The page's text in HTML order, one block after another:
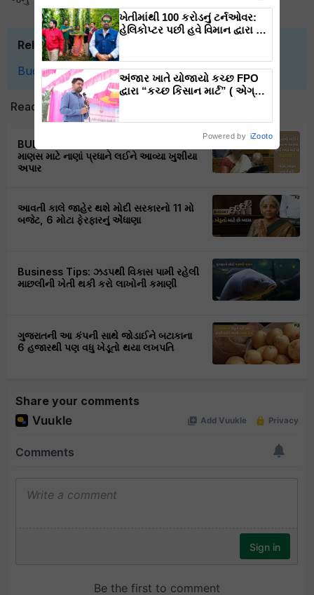
Related Topics
Budget Farmers Agriculture Nirmala Sitharaman
Read next
BUDGET 2025: ખેડૂતોથી માંડીને સામાન્ય
માણસ માટે નાણાં પ્રધાને લઈને આવ્યા ખુશીયા
અપાર
આવતી કાલે જાહેર થશે મોદી સરકારનો 11 મો
બજેટ, 6 મોટા ફેરફારનું એંધાણા
Business Tips: ઝડપથી વિકાસ પામી રહેલી
માછલીની ખેતી થકી કરો લાખોની કમાણી
ગુજરાતની આ કંપની સાથે જોડાઈને બટાકાના
6 હજારથી પણ વધુ ખેડૂતો થયા લખપતિ
Share your comments
ખેતીમાંથી 100 કરોડનું ટર્નઓવર:
હેલિકોપ્ટર પછી હવે વિમાન દ્વારા કૃષિ
અંજાર ખાતે યોજાયો કચ્છ FPO
દ્વારા “કચ્છ કિસાન માર્ટ” ( એગ્રી
Powered by iZooto